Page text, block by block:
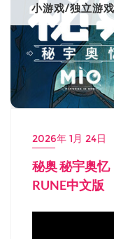
小游戏/独立游戏
2026年 1月 24日
秘奥 秘宇奥忆
RUNE中文版